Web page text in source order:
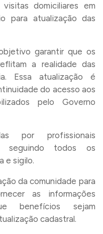
domiciliares em
para atualização das
garantir que os
a realidade das
Essa atualização é
do acesso aos
pelo Governo
por profissionais
seguindo todos os
e sigilo.
da comunidade para
as informações
benefícios sejam
cadastral.